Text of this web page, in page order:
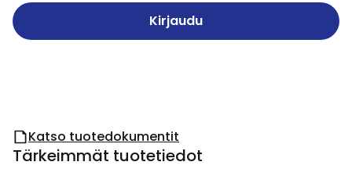
Kirjaudu
Katso tuotedokumentit
Tärkeimmät tuotetiedot